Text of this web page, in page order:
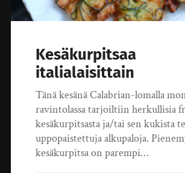
Kesäkurpitsaa
italialaisittain
Tänä kesänä Calabrian-lomalla
ravintolassa tarjoiltiin herkullisia
kesäkurpitsasta ja/tai sen kukista
uppopaistettuja alkupaloja.
kesäkurpitsa on parempi…